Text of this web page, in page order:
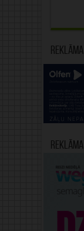
Reklāma
Reklāma